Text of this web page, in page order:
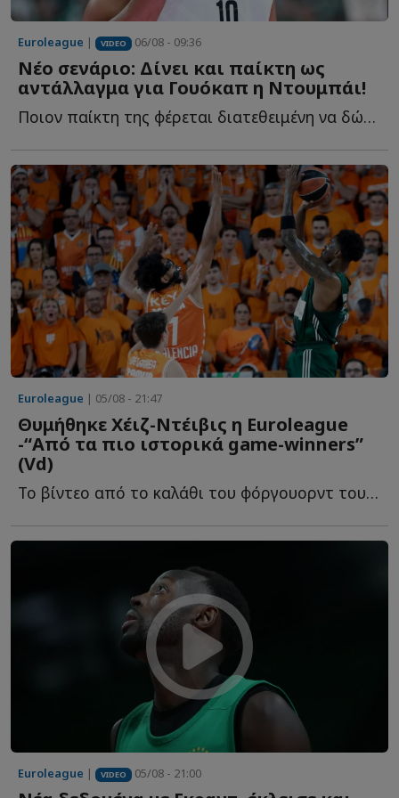
Euroleague | VIDEO 06/08 - 09:36
Νέο σενάριο: Δίνει και παίκτη ως
αντάλλαγμα για Γουόκαπ η Ντουμπάι!
Ποιον παίκτη της φέρεται διατεθειμένη να δώσει στον Ο...
Euroleague | 05/08 - 21:47
Θυμήθηκε Χέιζ-Ντέιβις η Euroleague
-“Από τα πιο ιστορικά game-winners”
(Vd)
To βίντεο από το καλάθι του φόργουορντ του Παναθηναϊκού, π...
Euroleague | VIDEO 05/08 - 21:00